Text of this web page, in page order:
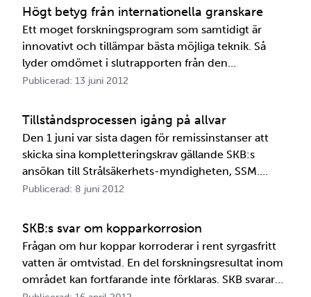
Högt betyg från internationella granskare
Ett moget forskningsprogram som samtidigt är
innovativt och tillämpar bästa möjliga teknik. Så
lyder omdömet i slutrapporten från den
internationella expertgrupp, som under ett års tid
att få bygga Kärnbränsleförvaret i Forsmark. Tempot
skruvas upp …
Publicerad: 13 juni 2012
Tillståndsprocessen igång på allvar
Den 1 juni var sista dagen för remissinstanser att
skicka sina kompletteringskrav gällande SKB:s
ansökan till Strålsäkerhets-myndigheten, SSM.
Resultatet: en lång lista med synpunkter, från
intresseorganisationer av olika slag, som nu ska
sammanställas. För SK…
Publicerad: 8 juni 2012
SKB:s svar om kopparkorrosion
Frågan om hur koppar korroderar i rent syrgasfritt
vatten är omtvistad. En del forskningsresultat inom
området kan fortfarande inte förklaras. SKB svarar